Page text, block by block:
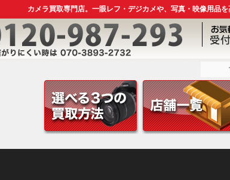
カメラ買取専門店。一眼レフ・デジカメや、写真・映像用品